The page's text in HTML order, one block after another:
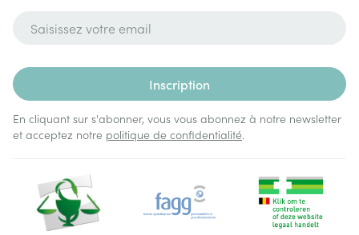
Inscription
En cliquant sur s'abonner, vous vous abonnez à notre newsletter
et acceptez notre politique de confidentialité.